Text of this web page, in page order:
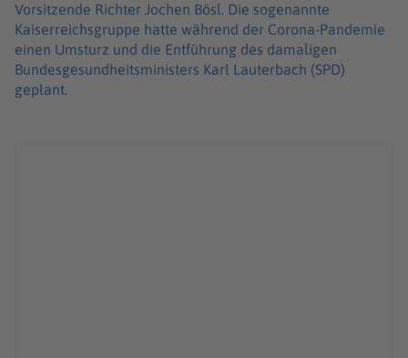
Vorsitzende Richter Jochen Bösl. Die sogenannte
Kaiserreichsgruppe hatte während der Corona-Pandemie
einen Umsturz und die Entführung des damaligen
Bundesgesundheitsministers Karl Lauterbach (SPD)
geplant.